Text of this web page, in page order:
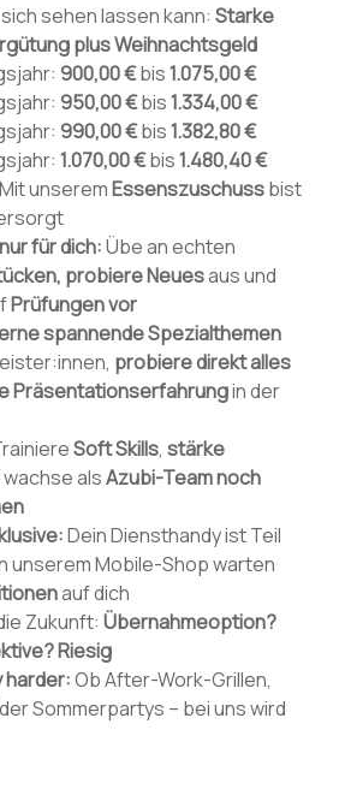
sehen lassen kann: Starke
plus Weihnachtsgeld
900,00 €bis1.075,00 €
950,00 €bis1.334,00 €
990,00 €bis1.382,80 €
1.070,00 €bis1.480,40 €
Mit unseremEssenszuschussbist
für dich:Übe an echten
probiere Neuesaus und
Prüfungen vor
spannende Spezialthemen
probiere direkt alles
Präsentationserfahrungin der
Soft Skills, stärke
alsAzubi-Team noch
Dein Diensthandy ist Teil
unserem Mobile-Shop warten
auf dich
Zukunft: Übernahmeoption?
Riesig
harder:Ob After-Work-Grillen,
Sommerpartys – bei uns wird